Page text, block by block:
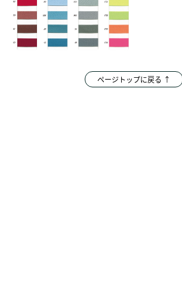
ページトップに戻る ↑